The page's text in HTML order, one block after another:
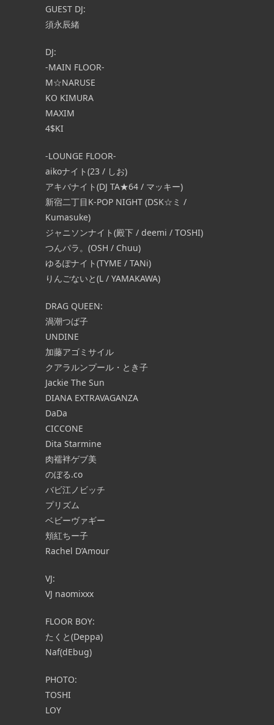
GUEST DJ:
須永辰緒
DJ:
-MAIN FLOOR-
M☆NARUSE
KO KIMURA
MAXIM
4$KI
-LOUNGE FLOOR-
aikoナイト(23 / しお)
アキバナイト(DJ TA★64 / マッキー)
新宿二丁目K-POP NIGHT (DSK☆ミ /
Kumasuke)
ジャニソンナイト(殿下 / deemi / TOSHI)
つんパラ。(OSH / Chuu)
ゆるぽナイト(TYME / TANi)
りんごないと(L / YAMAKAWA)
DRAG QUEEN:
渦潮つば子
UNDINE
加藤アゴミサイル
クアラルンプール・とき子
Jackie The Sun
DIANA EXTRAVAGANZA
DaDa
CICCONE
Dita Starmine
肉襦袢ゲブ美
のぼる.co
バビ江ノビッチ
プリズム
ベビーヴァギー
頬紅ちー子
Rachel D’Amour
VJ:
VJ naomixxx
FLOOR BOY:
たくと(Deppa)
Naf(dEbug)
PHOTO:
TOSHI
LOY